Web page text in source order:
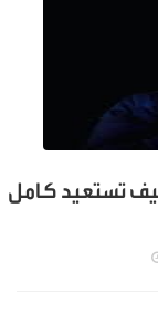
تستعيد كامل